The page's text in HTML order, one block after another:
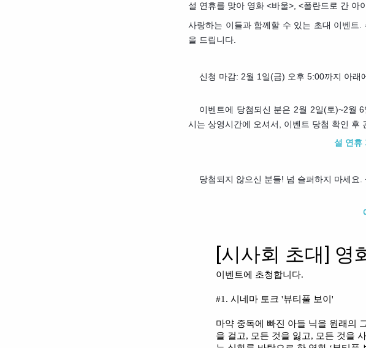
설 연휴를 맞아 영화 <바울>, <폴란드로 간 아
사랑하는 이들과 함께할 수 있는 초대 이벤트
을 드립니다.
신청 마감: 2월 1일(금) 오후 5:00까지 아래
이벤트에 당첨되신 분은 2월 2일(토)~2월
시는 상영시간에 오셔서, 이벤트 당첨 확인 후
설 연휴
당첨되지 않으신 분들! 넘 슬퍼하지 마세요